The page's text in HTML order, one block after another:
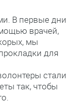
В первые дни
врачей,
мы
для
стали
так, чтобы